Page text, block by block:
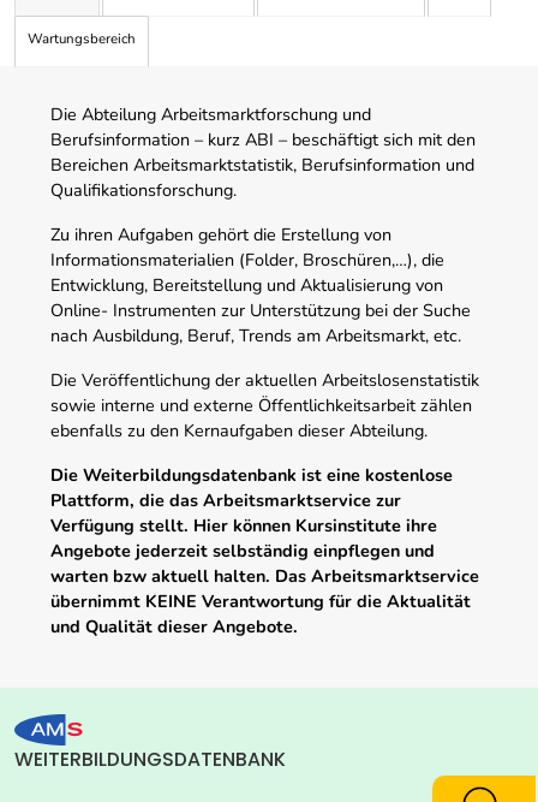
Wartungsbereich
Die Abteilung Arbeitsmarktforschung und
Berufsinformation – kurz ABI – beschäftigt sich mit den
Bereichen Arbeitsmarktstatistik, Berufsinformation und
Qualifikationsforschung.
Zu ihren Aufgaben gehört die Erstellung von
Informationsmaterialien (Folder, Broschüren,…), die
Entwicklung, Bereitstellung und Aktualisierung von
Online- Instrumenten zur Unterstützung bei der Suche
nach Ausbildung, Beruf, Trends am Arbeitsmarkt, etc.
Die Veröffentlichung der aktuellen Arbeitslosenstatistik
sowie interne und externe Öffentlichkeitsarbeit zählen
ebenfalls zu den Kernaufgaben dieser Abteilung.
Die Weiterbildungsdatenbank ist eine kostenlose
Plattform, die das Arbeitsmarktservice zur
Verfügung stellt. Hier können Kursinstitute ihre
Angebote jederzeit selbständig einpflegen und
warten bzw aktuell halten. Das Arbeitsmarktservice
übernimmt KEINE Verantwortung für die Aktualität
und Qualität dieser Angebote.
WEITERBILDUNGSDATENBANK